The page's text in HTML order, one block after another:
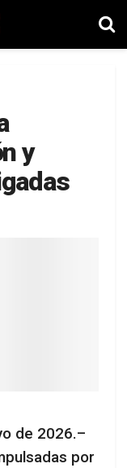
y
de 2026.–
por